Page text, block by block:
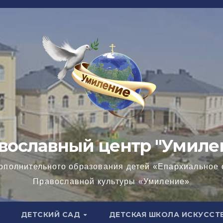
центр
образования детей
Православной культуры «Умиление»
ДЕТСКИЙ САД ДЕТСКАЯ ШКОЛА